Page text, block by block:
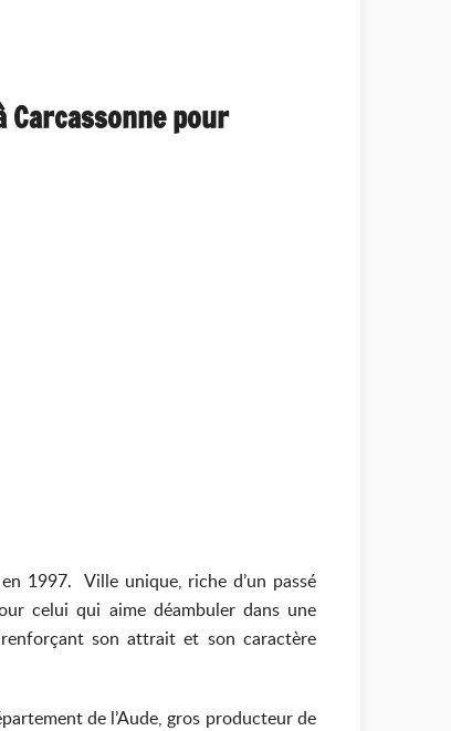
pour
1997. Ville unique, riche d’un passé
celui qui aime déambuler dans une
son attrait et son caractère
de l’Aude, gros producteur de